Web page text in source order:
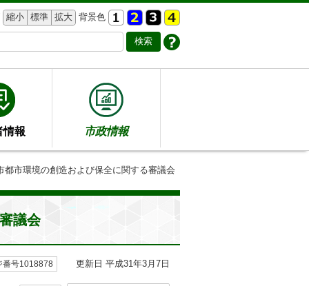
縮小 標準 拡大 背景色
情報 市政情報
都市環境の創造および保全に関する審議会
議会
番号1018878 更新日 平成31年3月7日